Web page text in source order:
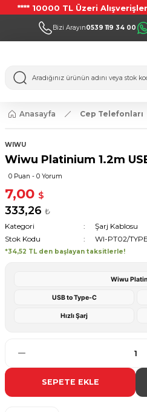
**** 10000 TL Üzeri
Bizi Arayın0539 119 34 00
Anasayfa Cep Telefonları
WIWU
Wiwu Platinium 1.2m
0 Puan - 0 Yorum
7,00 $
333,26 ₺
Kategori
Şarj Kablosu
Stok Kodu
WI-PT02/
*34,52 TL den başlayan taksitlerle!
Wiwu
USB to Type-C
Hızlı Şarj
SEPETE EKLE